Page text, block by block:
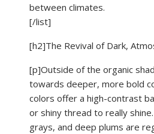
between climates.
[/list]
[h2]The Revival of Dark,
[p]Outside of the organic
towards deeper, more bold
colors offer a high-contrast
or shiny thread to really
grays, and deep plums are